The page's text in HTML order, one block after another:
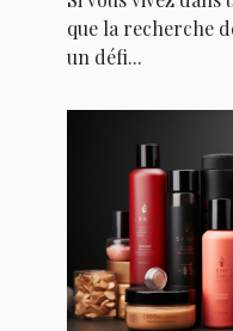
que la recherche
un défi...